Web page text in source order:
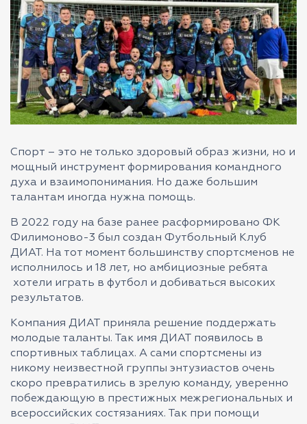
Спорт – это не только здоровый образ жизни, но и
мощный инструмент формирования командного
духа и взаимопонимания. Но даже большим
талантам иногда нужна помощь.
В 2022 году на базе ранее расформировано ФК
Филимоново-3 был создан Футбольный Клуб
ДИАТ. На тот момент большинству спортсменов не
исполнилось и 18 лет, но амбициозные ребята
хотели играть в футбол и добиваться высоких
результатов.
Компания ДИАТ приняла решение поддержать
молодые таланты. Так имя ДИАТ появилось в
спортивных таблицах. А сами спортсмены из
никому неизвестной группы энтузиастов очень
скоро превратились в зрелую команду, уверенно
побеждающую в престижных межрегиональных и
всероссийских состязаниях. Так при помощи